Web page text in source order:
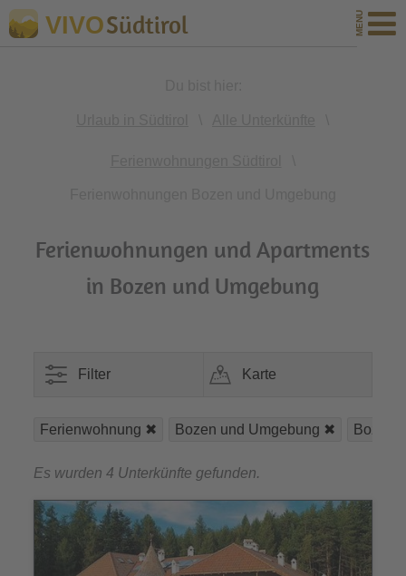
VIVOSüdtirol
Ferienwohnungen und Apartments
in Bozen und Umgebung
Filter Karte
Ferienwohnung Bozen und Umgebung Bozen
Es wurden 4 Unterkünfte gefunden.